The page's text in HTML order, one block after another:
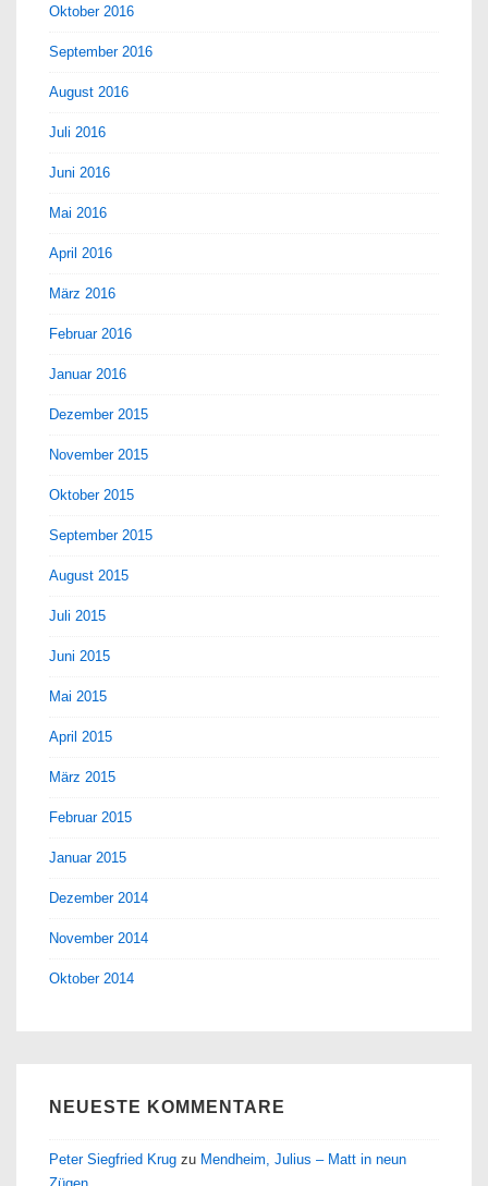
Oktober 2016
September 2016
August 2016
Juli 2016
Juni 2016
Mai 2016
April 2016
März 2016
Februar 2016
Januar 2016
Dezember 2015
November 2015
Oktober 2015
September 2015
August 2015
Juli 2015
Juni 2015
Mai 2015
April 2015
März 2015
Februar 2015
Januar 2015
Dezember 2014
November 2014
Oktober 2014
NEUESTE KOMMENTARE
Peter Siegfried Krug zu Mendheim, Julius – Matt in neun